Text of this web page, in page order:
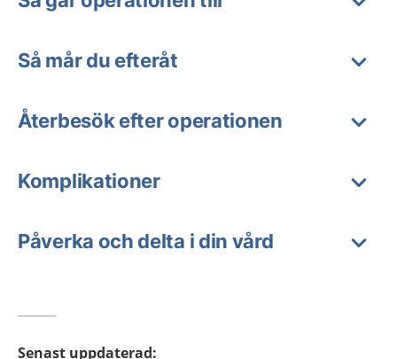
Så mår du efteråt
Återbesök efter operationen
Komplikationer
Påverka och delta i din vård
Senast uppdaterad: